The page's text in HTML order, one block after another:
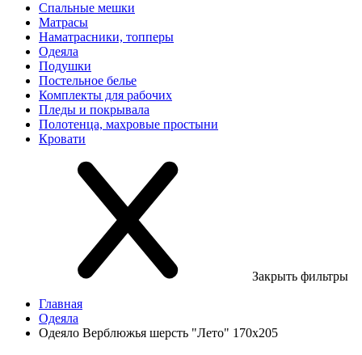
Спальные мешки
Матрасы
Наматрасники, топперы
Одеяла
Подушки
Постельное белье
Комплекты для рабочих
Пледы и покрывала
Полотенца, махровые простыни
Кровати
Закрыть фильтры
Главная
Одеяла
Одеяло Верблюжья шерсть "Лето" 170х205